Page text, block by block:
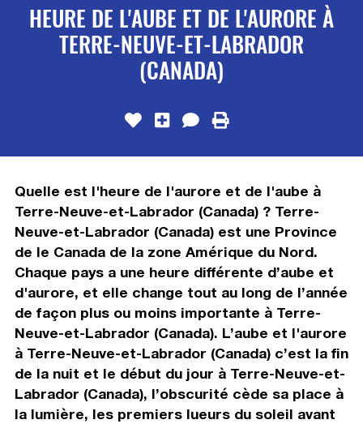
HEURE DE L'AUBE ET DE L'AURORE À
TERRE-NEUVE-ET-LABRADOR
(CANADA)
Quelle est l'heure de l'aurore et de l'aube à
Terre-Neuve-et-Labrador (Canada) ? Terre-
Neuve-et-Labrador (Canada) est une Province
de le Canada de la zone Amérique du Nord.
Chaque pays a une heure différente d’aube et
d'aurore, et elle change tout au long de l’année
de façon plus ou moins importante à Terre-
Neuve-et-Labrador (Canada). L’aube et l'aurore
à Terre-Neuve-et-Labrador (Canada) c’est la fin
de la nuit et le début du jour à Terre-Neuve-et-
Labrador (Canada), l’obscurité cède sa place à
la lumière, les premiers lueurs du soleil avant